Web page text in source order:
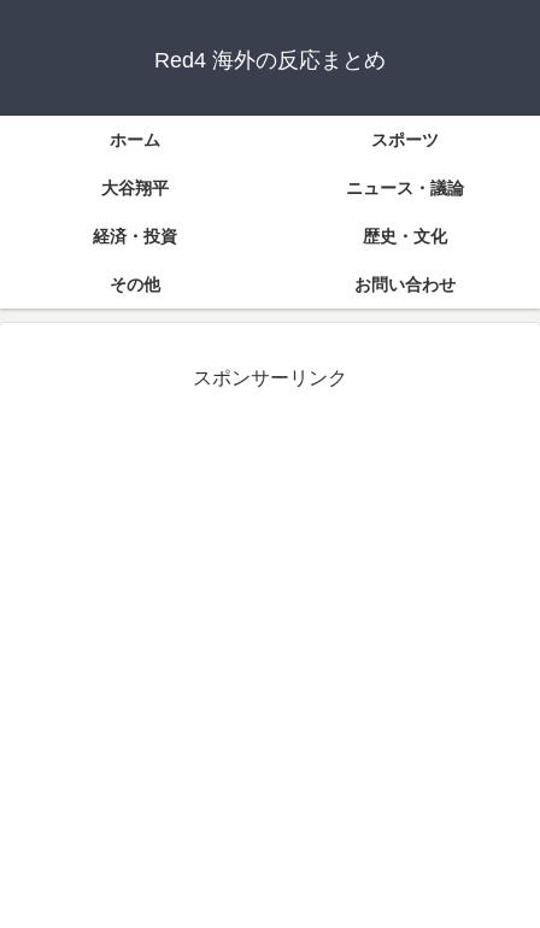
Red4 海外の反応まとめ
ホーム スポーツ
大谷翔平 ニュース・議論
経済・投資 歴史・文化
その他 お問い合わせ
スポンサーリンク